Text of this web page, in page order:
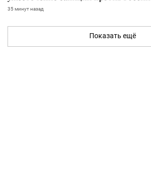
35 минут назад
Показать ещё